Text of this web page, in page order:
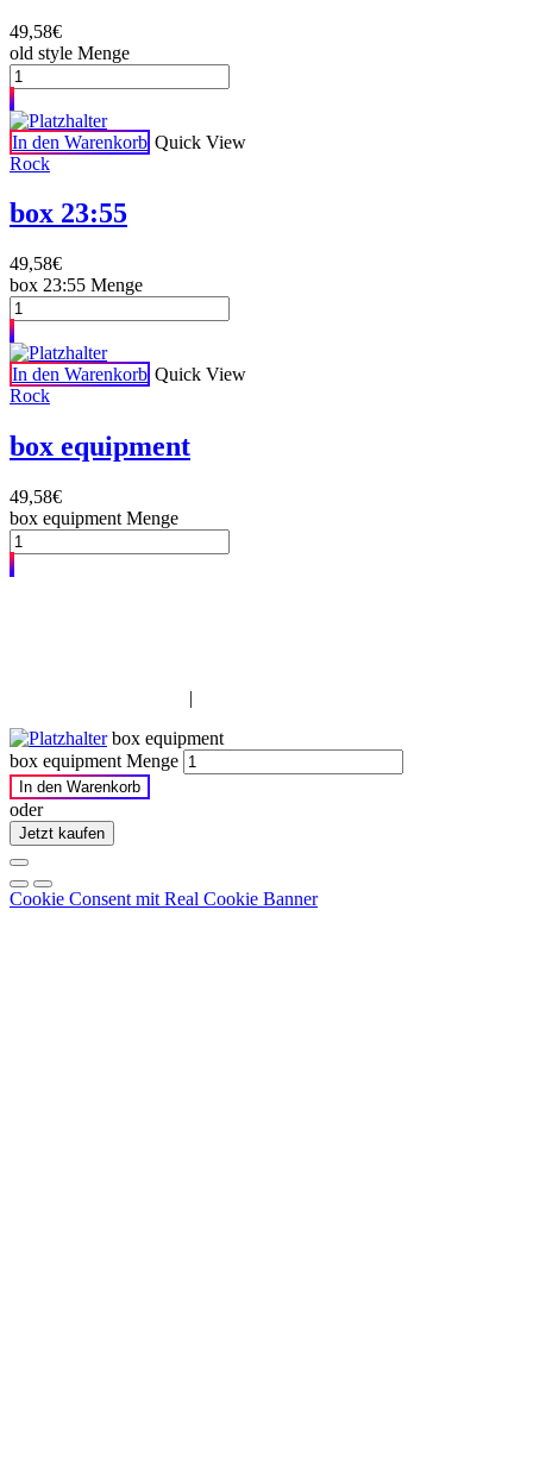
49,58€
old style Menge
In den Warenkorb Quick View
Rock
box 23:55
49,58€
box 23:55 Menge
In den Warenkorb Quick View
Rock
box equipment
49,58€
box equipment Menge
|
box equipment
box equipment Menge
In den Warenkorb
oder
Jetzt kaufen
Cookie Consent mit Real Cookie Banner